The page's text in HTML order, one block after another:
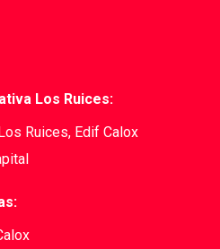
Los Ruices:
Ruices, Edif Calox